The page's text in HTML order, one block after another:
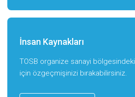
İnsan Kaynakları
TOSB organize sanayi
için özgeçmişinizi bırakabilirsiniz.